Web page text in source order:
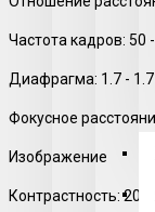
Частота кадров: 50
Диафрагма: 1.7 - 1.7
Фокусное
Изображение
Контрастность: